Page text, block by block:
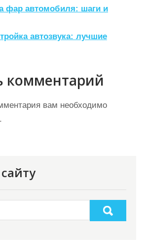
фар автомобиля: шаги и
автозвука: лучшие
комментарий
вам необходимо
.